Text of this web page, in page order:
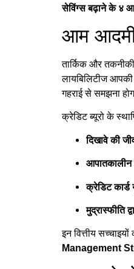
सेविंग्स बढ़ाने के ४
आम आदमी
तार्किक और
लायबिलिटीज
गहराई से समझना
क्रेडिट ब्यूरो के
दिखावे की
आपातकालीन
क्रेडिट
मुद्रास्फीति
इन वित्तीय
Management